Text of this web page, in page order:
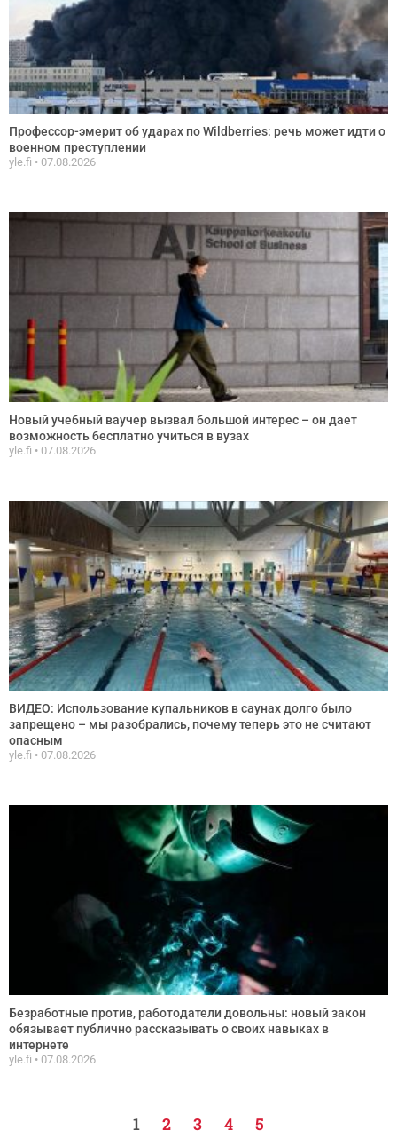
Профессор-эмерит об ударах по Wildberries: речь может идти о
военном преступлении
yle.fi 07.08.2026
Новый учебный ваучер вызвал большой интерес – он дает
возможность бесплатно учиться в вузах
yle.fi 07.08.2026
ВИДЕО: Использование купальников в саунах долго было
запрещено – мы разобрались, почему теперь это не считают
опасным
yle.fi 07.08.2026
Безработные против, работодатели довольны: новый закон
обязывает публично рассказывать о своих навыках в
интернете
yle.fi 07.08.2026
1 2 3 4 5